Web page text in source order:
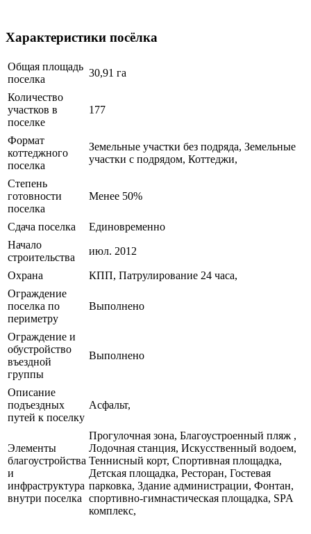
Характеристики посёлка
Общая площадь
поселка
30,91 га
Количество
участков в
поселке
177
Формат
коттеджного
поселка
Земельные участки без подряда, Земельные
участки с подрядом, Коттеджи,
Степень
готовности
поселка
Менее 50%
Сдача поселка
Единовременно
Начало
строительства
июл. 2012
Охрана
КПП, Патрулирование 24 часа,
Ограждение
поселка по
периметру
Выполнено
Ограждение и
обустройство
въездной
группы
Выполнено
Описание
подъездных
путей к поселку
Асфальт,
Элементы
благоустройства
и
инфраструктура
внутри поселка
Прогулочная зона, Благоустроенный пляж ,
Лодочная станция, Искусственный водоем,
Теннисный корт, Спортивная площадка,
Детская площадка, Ресторан, Гостевая
парковка, Здание администрации, Фонтан,
спортивно-гимнастическая площадка, SPA
комплекс,